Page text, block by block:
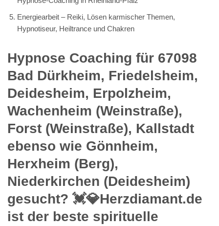
Energiearbeit – Reiki, Lösen karmischer Themen,
Hypnotiseur, Heiltrance und Chakren
Hypnose Coaching für 67098
Bad Dürkheim, Friedelsheim,
Deidesheim, Erpolzheim,
Wachenheim (Weinstraße),
Forst (Weinstraße), Kallstadt
ebenso wie Gönnheim,
Herxheim (Berg),
Niederkirchen (Deidesheim)
gesucht? 💓️💎Herzdiamant.de
ist der beste spirituelle